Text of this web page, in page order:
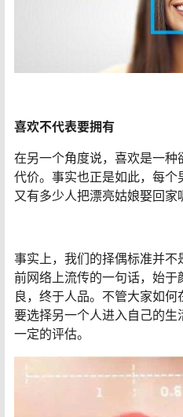
喜欢不代表要拥有
在另一个角度说，喜欢是一
代价。事实也正是如此，每
又有多少人把漂亮姑娘娶回家
事实上，我们的择偶标准并
前网络上流传的一句话，始
良，终于人品。不管大家如
要选择另一个人进入自己的
一定的评估。